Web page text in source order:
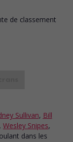
Sullivan, Bill
, Wesley Snipes,
dans les